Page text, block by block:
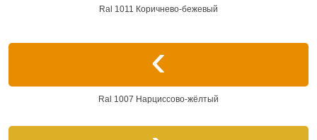
Ral 1007 Нарциссово-жёлтый
Ral 1011 Коричнево-бежевый